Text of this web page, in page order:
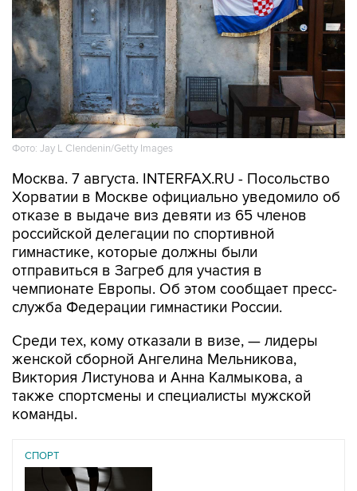
Фото: Jay L Clendenin/Getty Images
Москва. 7 августа. INTERFAX.RU - Посольство
Хорватии в Москве официально уведомило об
отказе в выдаче виз девяти из 65 членов
российской делегации по спортивной
гимнастике, которые должны были
отправиться в Загреб для участия в
чемпионате Европы. Об этом сообщает пресс-
служба Федерации гимнастики России.
Среди тех, кому отказали в визе, — лидеры
женской сборной Ангелина Мельникова,
Виктория Листунова и Анна Калмыкова, а
также спортсмены и специалисты мужской
команды.
СПОРТ